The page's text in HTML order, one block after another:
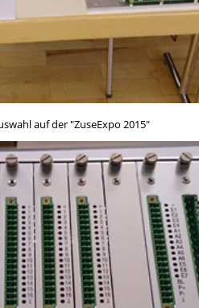
auf der "ZuseExpo 2015"